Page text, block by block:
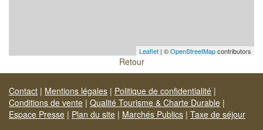
Leaflet | ©OpenStreetMapcontributors
Retour
Contact | Mentions légales | Politique de confidentialité |
Conditions de vente | Qualité Tourisme & Charte Durable |
Espace Presse | Plan du site | Marchés Publics | Taxe de séjour